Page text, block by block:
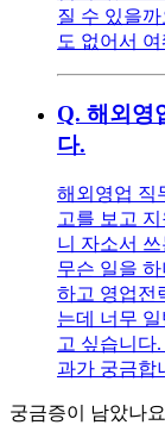
질 수 있을
도 없어서
Q. 해외영
다.
해외영업 직
고를 보고
니 자소서
무슨 일을
하고 영업전
는데 너무
고 싶습니다
과가 궁금합
궁금증이 남았나